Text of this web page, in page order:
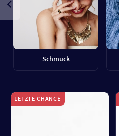
Schmuck
LETZTE CHANCE